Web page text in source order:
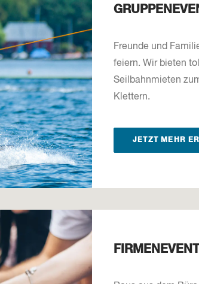
Freunde und
feiern. Wir bieten
Seilbahnmieten
Klettern.
JETZT MEHR